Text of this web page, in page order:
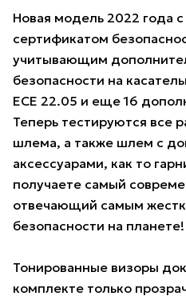
Новая модель 2022 года
сертификатом
учитывающим
безопасности на
ECE 22.05 и еще 16
Теперь тестируются все
шлема, а также шлем с
аксессуарами, как то
получаете самый
отвечающий самым
безопасности на планете!
Тонированные визоры
комплекте только